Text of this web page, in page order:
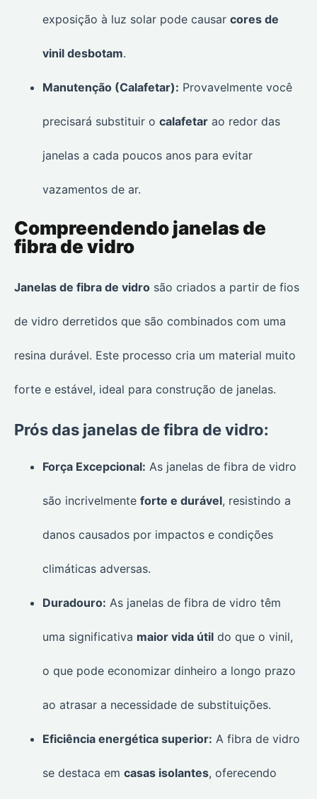
exposição à luz solar pode causar cores de
vinil desbotam.
Manutenção (Calafetar): Provavelmente você
precisará substituir o calafetar ao redor das
janelas a cada poucos anos para evitar
vazamentos de ar.
Compreendendo janelas de
fibra de vidro
Janelas de fibra de vidro são criados a partir de fios
de vidro derretidos que são combinados com uma
resina durável. Este processo cria um material muito
forte e estável, ideal para construção de janelas.
Prós das janelas de fibra de vidro:
Força Excepcional: As janelas de fibra de vidro
são incrivelmente forte e durável, resistindo a
danos causados por impactos e condições
climáticas adversas.
Duradouro: As janelas de fibra de vidro têm
uma significativa maior vida útil do que o vinil,
o que pode economizar dinheiro a longo prazo
ao atrasar a necessidade de substituições.
Eficiência energética superior: A fibra de vidro
se destaca em casas isolantes, oferecendo